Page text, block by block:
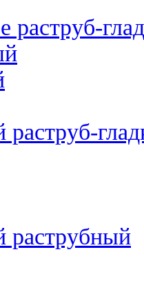
раструб-
раструбный